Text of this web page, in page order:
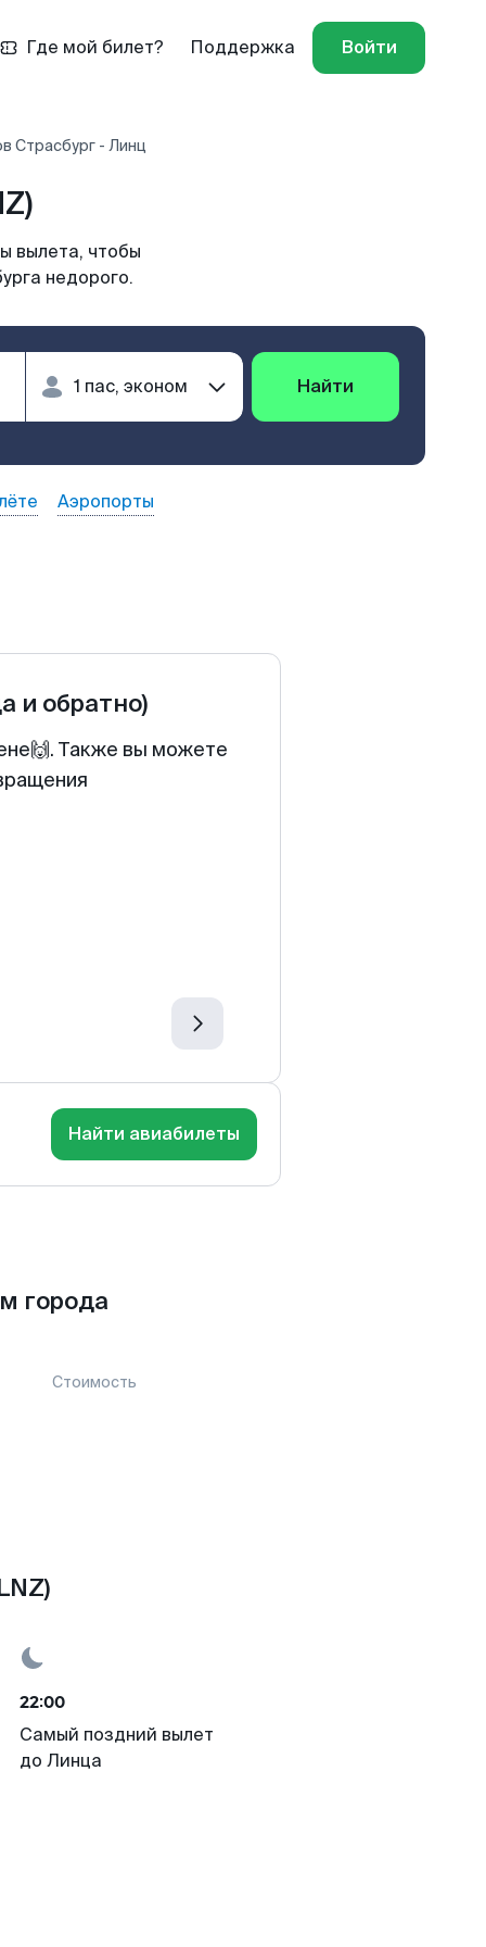
Где мой билет? Поддержка Войти
Страсбург - Линц
вылета, чтобы
недорого.
Найти
Аэропорты
и обратно)
Также вы можете
Найти авиабилеты
города
Стоимость
22:00
Самый поздний вылет
до Линца